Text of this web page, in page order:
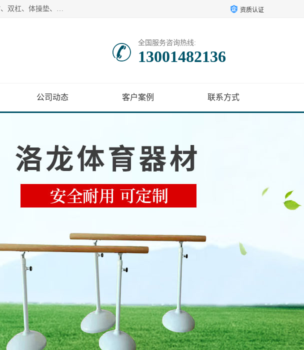
【1分钟前更新】盐山洛龙体育器材销售有限公司批量供应：300米障碍器材、400米障碍器材、部队训练器材、双杠、体操垫、舞蹈把杆等产品。盐山洛龙体育器材销售有限公司经过多年的发展，集研发，生产，销售，售后服务为一体. 奉行“质量，信誉，服务”的宗旨，以开拓创新的精神和真诚守信的态度积极进取。 资质认证
全国服务咨询热线:
13001482136
公司动态 客户案例 联系方式